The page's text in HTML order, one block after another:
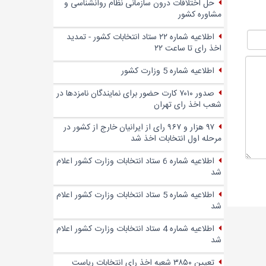
حل اختلافات درون سازمانی نظام روانشناسی و
مشاوره کشور
اطلاعیه شماره ۲۲ ستاد انتخابات کشور - تمدید
اخذ رای تا ساعت ۲۲
اطلاعیه شماره 5 وزارت کشور
صدور ۷۰۱۰ کارت حضور برای نمایندگان نامزدها در
شعب اخذ رای تهران
۹۷ هزار و ۹۶۷ رای از ایرانیان خارج از کشور در
مرحله اول انتخابات اخذ شد
اطلاعیه شماره 6 ستاد انتخابات وزارت کشور اعلام
شد
اطلاعیه شماره 5 ستاد انتخابات وزارت کشور اعلام
شد
اطلاعیه شماره 4 ستاد انتخابات وزارت کشور اعلام
شد
تعیین ۳۸۵۰ شعبه اخذ رای انتخابات ریاست